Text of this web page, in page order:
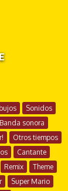
Sonidos
Banda sonora
Otros tiempos
Cantante
Remix
Theme
Super Mario